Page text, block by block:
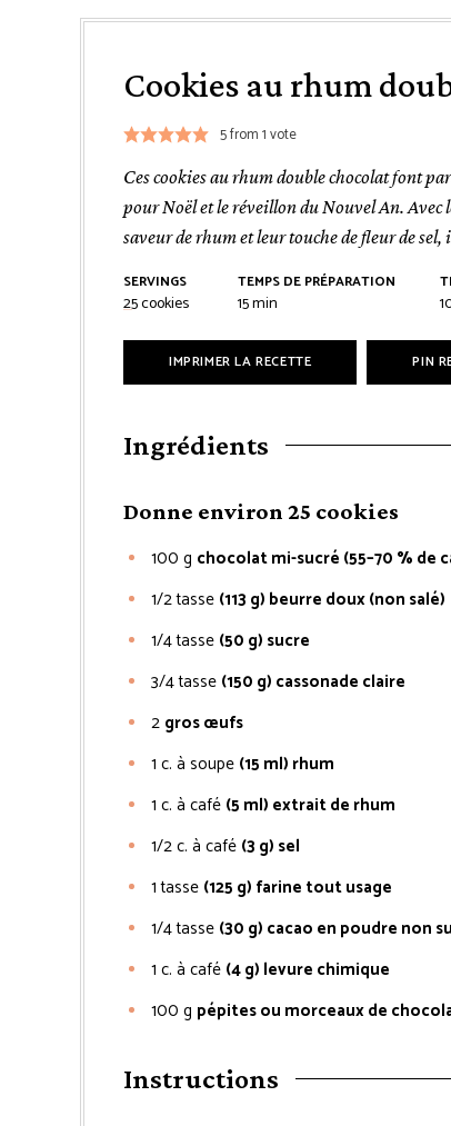
Cookies au rhum
5from 1 vote
Ces cookies au rhum double chocolat font
pour Noël et le réveillon du Nouvel An. Avec
saveur de rhum et leur touche de fleur de
SERVINGS
25cookies
TEMPS DE PRÉPARATION
15minutes
min
IMPRIMER LA RECETTE PIN
Ingrédients
Donne environ 25 cookies
100 g chocolat mi-sucré (55–70 % de
1/2tasse (113 g) beurre doux (non salé)
1/4tasse (50 g) sucre
3/4tasse (150 g) cassonade claire
2 gros œufs
1 c. à soupe (15 ml) rhum
1 c. à café (5 ml) extrait de rhum
1/2c. à café (3 g) sel
1 tasse (125 g) farine tout usage
1/4tasse (30 g) cacao en poudre non
1 c. à café (4 g) levure chimique
100 g pépites ou morceaux de
Instructions